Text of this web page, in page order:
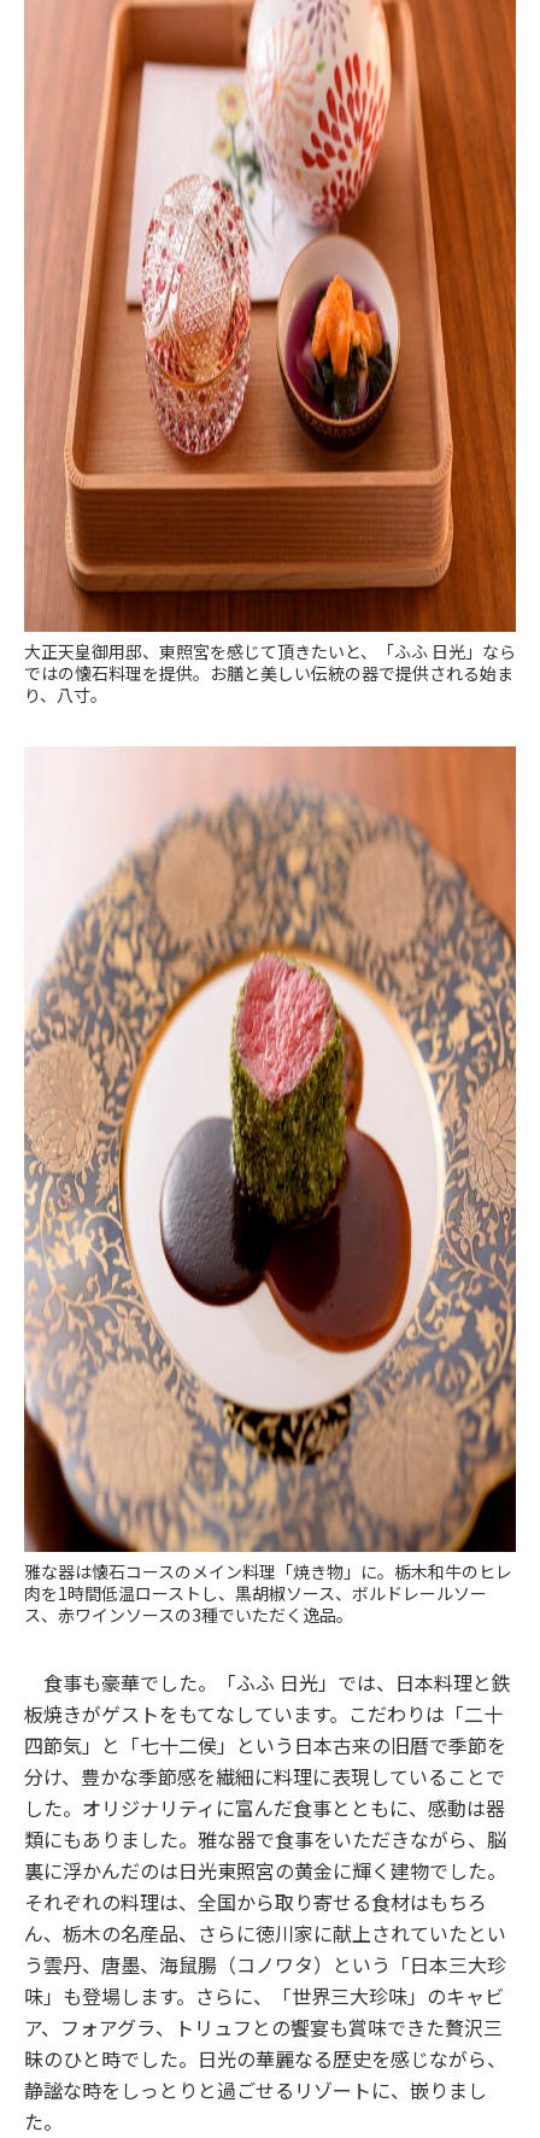
大正天皇御用邸、東照宮を感じて頂きたいと、「ふふ 日光」なら
ではの懐石料理を提供。お膳と美しい伝統の器で提供される始ま
り、八寸。
雅な器は懐石コースのメイン料理「焼き物」に。栃木和牛のヒレ
肉を1時間低温ローストし、黒胡椒ソース、ボルドレールソー
ス、赤ワインソースの3種でいただく逸品。
食事も豪華でした。「ふふ 日光」では、日本料理と鉄
板焼きがゲストをもてなしています。こだわりは「二十
四節気」と「七十二侯」という日本古来の旧暦で季節を
分け、豊かな季節感を繊細に料理に表現していることで
した。オリジナリティに富んだ食事とともに、感動は器
類にもありました。雅な器で食事をいただきながら、脳
裏に浮かんだのは日光東照宮の黄金に輝く建物でした。
それぞれの料理は、全国から取り寄せる食材はもちろ
ん、栃木の名産品、さらに徳川家に献上されていたとい
う雲丹、唐墨、海鼠腸（コノワタ）という「日本三大珍
味」も登場します。さらに、「世界三大珍味」のキャビ
ア、フォアグラ、トリュフとの饗宴も賞味できた贅沢三
昧のひと時でした。日光の華麗なる歴史を感じながら、
静謐な時をしっとりと過ごせるリゾートに、嵌りまし
た。